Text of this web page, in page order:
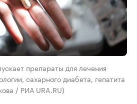
препараты для лечения
сахарного диабета, гепатита
/ РИА URA.RU)